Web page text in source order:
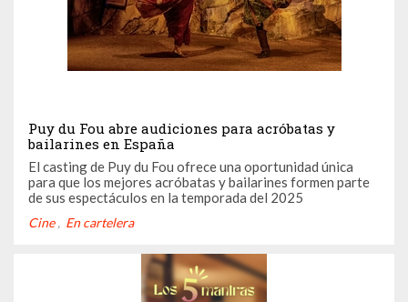
Puy du Fou abre audiciones para acróbatas y
bailarines en España
El casting de Puy du Fou ofrece una oportunidad única
para que los mejores acróbatas y bailarines formen parte
de sus espectáculos en la temporada del 2025
Cine En cartelera